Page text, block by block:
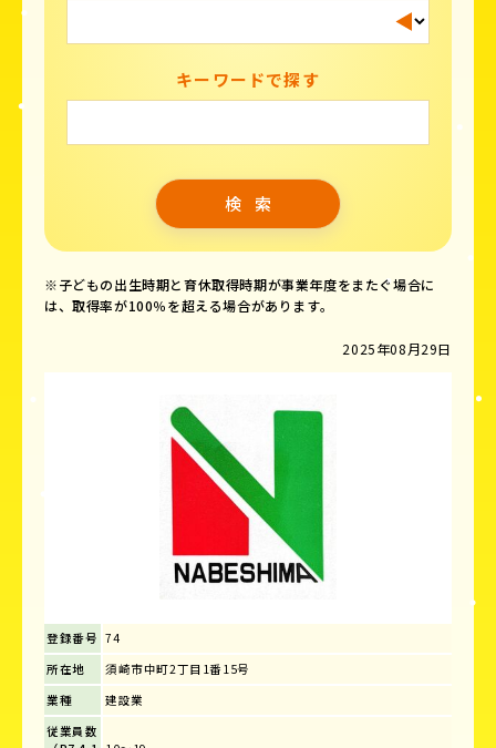
キーワードで探す
※子どもの出生時期と育休取得時期が事業年度をまたぐ場合に
は、取得率が100％を超える場合があります。
2025年08月29日
登録番号 74
所在地
須崎市中町2丁目1番15号
業種
建設業
従業員数